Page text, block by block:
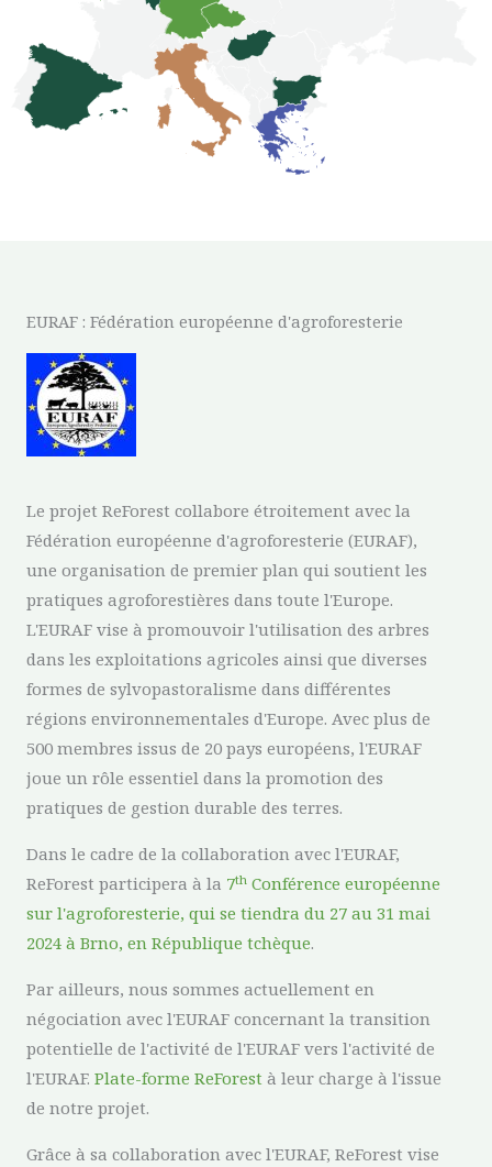
EURAF : Fédération européenne d'agroforesterie
Le projet ReForest collabore étroitement avec la
Fédération européenne d'agroforesterie (EURAF),
une organisation de premier plan qui soutient les
pratiques agroforestières dans toute l'Europe.
L'EURAF vise à promouvoir l'utilisation des arbres
dans les exploitations agricoles ainsi que diverses
formes de sylvopastoralisme dans différentes
régions environnementales d'Europe. Avec plus de
500 membres issus de 20 pays européens, l'EURAF
joue un rôle essentiel dans la promotion des
pratiques de gestion durable des terres.
Dans le cadre de la collaboration avec l'EURAF,
ReForest participera à la 7th Conférence européenne
sur l'agroforesterie, qui se tiendra du 27 au 31 mai
2024 à Brno, en République tchèque.
Par ailleurs, nous sommes actuellement en
négociation avec l'EURAF concernant la transition
potentielle de l'activité de l'EURAF vers l'activité de
l'EURAF. Plate-forme ReForest à leur charge à l'issue
de notre projet.
Grâce à sa collaboration avec l'EURAF, ReForest vise